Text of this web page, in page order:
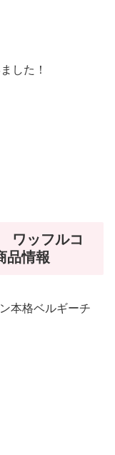
した！
ワッフルコ
品情報
本格ベルギーチ